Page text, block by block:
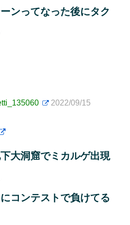
ンってなった後にタク
2022/09/15
大洞窟でミカルゲ出現
コンテストで負けてる